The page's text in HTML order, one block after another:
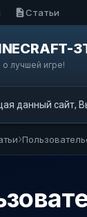
Статьи
о лучшей игре!
данный сайт,